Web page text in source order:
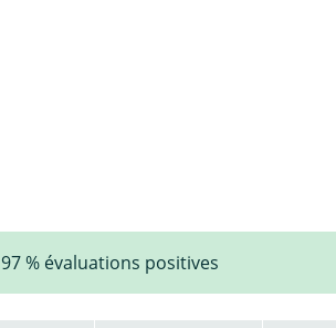
97 % évaluations positives